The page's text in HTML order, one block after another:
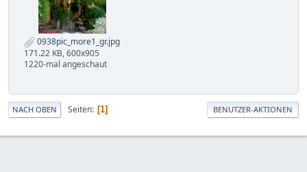
0938pic_more1_gr.jpg
171.22 KB, 600x905
1220-mal angeschaut
NACH OBEN Seiten 1 BENUTZER-AKTIONEN